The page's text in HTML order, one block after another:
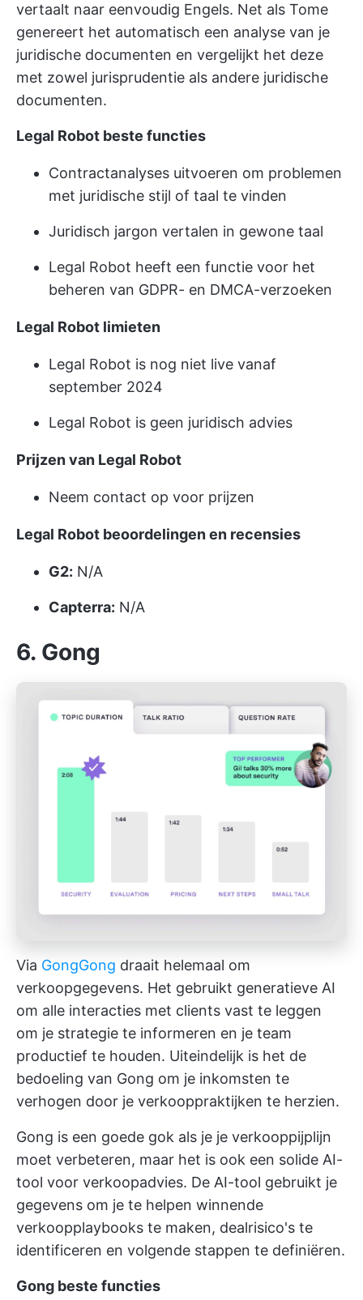
vertaalt naar eenvoudig Engels. Net als Tome
genereert het automatisch een analyse van je
juridische documenten en vergelijkt het deze
met zowel jurisprudentie als andere juridische
documenten.
Legal Robot beste functies
Contractanalyses uitvoeren om problemen
met juridische stijl of taal te vinden
Juridisch jargon vertalen in gewone taal
Legal Robot heeft een functie voor het
beheren van GDPR- en DMCA-verzoeken
Legal Robot limieten
Legal Robot is nog niet live vanaf
september 2024
Legal Robot is geen juridisch advies
Prijzen van Legal Robot
Neem contact op voor prijzen
Legal Robot beoordelingen en recensies
G2: N/A
Capterra: N/A
6. Gong
Via GongGong draait helemaal om
verkoopgegevens. Het gebruikt generatieve AI
om alle interacties met clients vast te leggen
om je strategie te informeren en je team
productief te houden. Uiteindelijk is het de
bedoeling van Gong om je inkomsten te
verhogen door je verkooppraktijken te herzien.
Gong is een goede gok als je je verkooppijplijn
moet verbeteren, maar het is ook een solide AI-
tool voor verkoopadvies. De AI-tool gebruikt je
gegevens om je te helpen winnende
verkoopplaybooks te maken, dealrisico's te
identificeren en volgende stappen te definiëren.
Gong beste functies